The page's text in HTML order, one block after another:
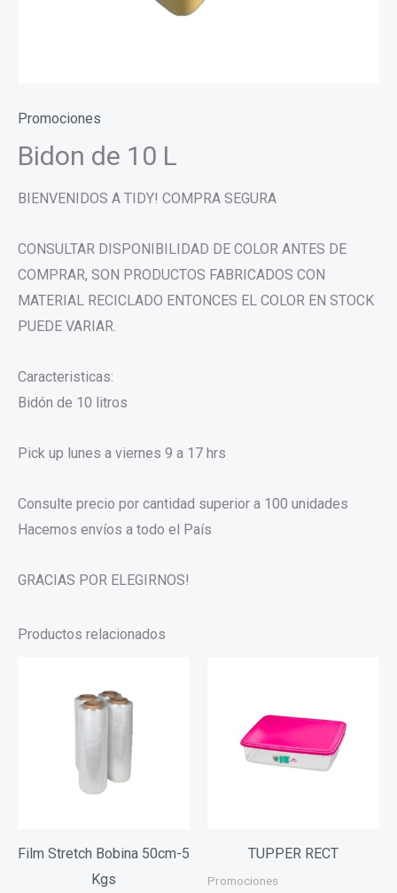
Promociones
Bidon de 10 L
BIENVENIDOS A TIDY! COMPRA SEGURA
CONSULTAR DISPONIBILIDAD DE COLOR ANTES DE
COMPRAR, SON PRODUCTOS FABRICADOS CON
MATERIAL RECICLADO ENTONCES EL COLOR EN STOCK
PUEDE VARIAR.
Caracteristicas:
Bidón de 10 litros
Pick up lunes a viernes 9 a 17 hrs
Consulte precio por cantidad superior a 100 unidades
Hacemos envíos a todo el País
GRACIAS POR ELEGIRNOS!
Productos relacionados
Film Stretch Bobina 50cm-5
Kgs
TUPPER RECT
Promociones